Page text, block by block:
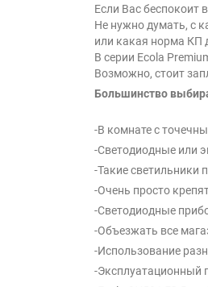
Если Вас беспокоит
Не нужно думать, с
или какая норма КП
В серии Ecola
Возможно, стоит
Большинство
-В комнате с
-Светодиодные или
-Такие светильники
-Очень просто
-Светодиодные
-Объезжать все
-Использование
-Эксплуатационный